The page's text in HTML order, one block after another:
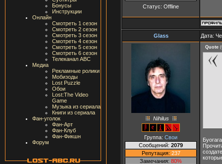
Бонусы
Инструкции
Онлайн
Смотреть 1 сезон
Смотреть 2 сезон
Смотреть 3 сезон
Смотреть 4 сезон
Смотреть 5 сезон
Смотреть 6 сезон
Телеканал ABC
Медиа
Рекламные ролики
Мобизоды
Lost Puzzle
Обои
Lost:The Video
Game
Музыка из сериала
Книги из сериала
Фан-уголок
Фан-Арт
Фан-Клуб
Фан-Фикшн
Форум
Статус: Offline
Glass Дата:
Nihilus
Группа: Свои
Сообщений: 2079
Репутация: 237
Замечания: 80%
Quote (